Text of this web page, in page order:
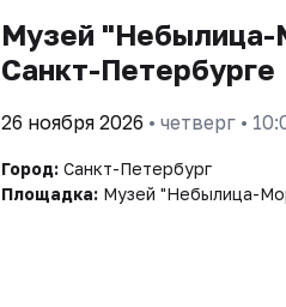
Музей "Небылица-
Санкт-Петербурге
26 ноября 2026 • четверг •
Город: Санкт-Петербург
Площадка: Музей "Небылица-